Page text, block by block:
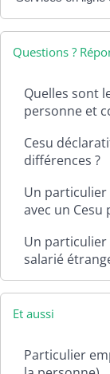
Questions ?
Quelles sont
personne et
Cesu
différences ?
Un
avec un Cesu
Un
salarié
Et aussi
Particulier